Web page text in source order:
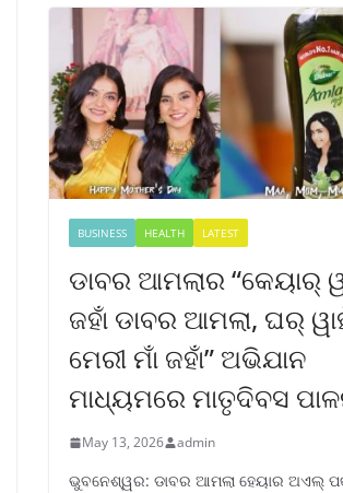
BUSINESS HEALTH LATEST
ଡାବର ଆମଲାର “କେୟାର୍
ଜହାଁ ଡାବର ଆମଲା, ଘର୍
ମେରୀ ମାଁ ଜହାଁ” ଅଭିଯାନ
ମାଧ୍ୟମରେ ମାତୃଦିବସ
May 13, 2026 admin
ଭୁବନେଶ୍ୱର: ଡାବର ଆମଲା ହେୟାର ଅଏଲ୍